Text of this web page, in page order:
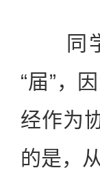
同学
“届”，
经作为
的是，